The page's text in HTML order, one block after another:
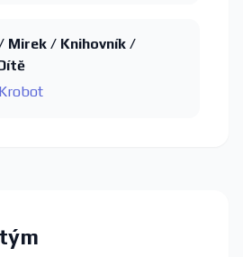
Mirek / Knihovník /